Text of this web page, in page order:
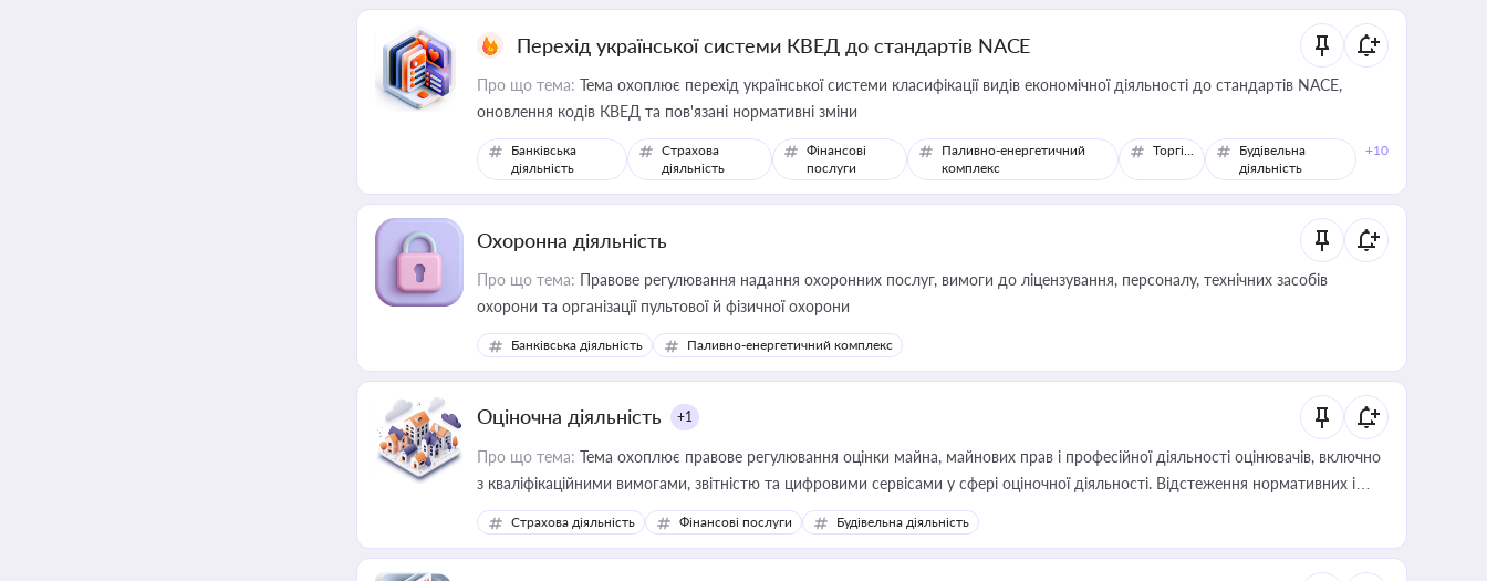
Перехід української системи КВЕД до стандартів NACE
Про що тема: Тема охоплює перехід української системи класифікації видів економічної діяльності до стандартів NACE,
оновлення кодів КВЕД та пов'язані нормативні зміни
Банківська
діяльність
Страхова
діяльність
Фінансові
послуги
Паливно-енергетичний
комплекс
Торгівля
Будівельна
діяльність
+10
Охоронна діяльність
Про що тема: Правове регулювання надання охоронних послуг, вимоги до ліцензування, персоналу, технічних засобів
охорони та організації пультової й фізичної охорони
Банківська діяльність Паливно-енергетичний комплекс
Оціночна діяльність +1
Про що тема: Тема охоплює правове регулювання оцінки майна, майнових прав і професійної діяльності оцінювачів, включно
з кваліфікаційними вимогами, звітністю та цифровими сервісами у сфері оціночної діяльності. Відстеження нормативних і
медійних змін у цій сфері корисне для власника бізнесу, керівника, юриста або бухгалтера під час оподаткування,
приватизації, оренди державного майна, корпоративних угод і перевірки статусу суб'єктів оціночної діяльності
Страхова діяльність Фінансові послуги Будівельна діяльність